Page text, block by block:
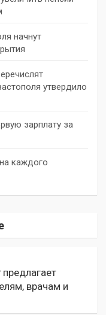
начнут
утвердило
зарплату за
каждого
врачам и